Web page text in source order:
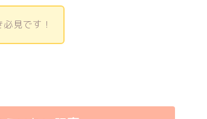
見です！